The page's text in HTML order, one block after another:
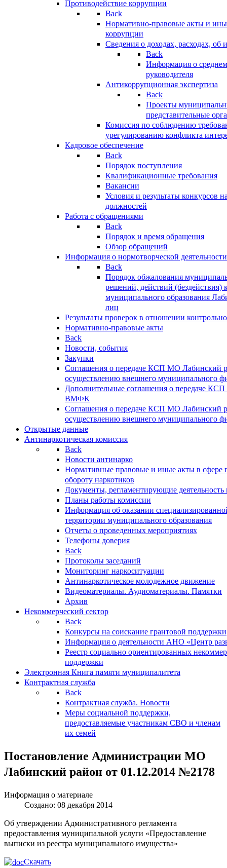
Противодействие коррупции
Back
Нормативно-правовые акты и
коррупции
Сведения о доходах, расходах, об
Back
Информация о
руководителя
Антикоррупционная экспертиза
Back
Проекты
представительные
Комиссия по соблюдению
урегулированию конфликта
Кадровое обеспечение
Back
Порядок поступления
Квалификационные требования
Вакансии
Условия и результаты конкурсов
должностей
Работа с обращениями
Back
Порядок и время обращения
Обзор обращений
Информация о нормотворческой деятельности
Back
Порядок обжалования
решений, действий (бездействия)
муниципального образования
лиц
Результаты проверок в отношении
Нормативно-правовые акты
Back
Новости, события
Закупки
Соглашения о передаче КСП МО Лабинский
осуществлению внешнего муниципального
Дополнительные соглашения о передаче
ВМФК
Соглашения о передаче КСП МО Лабинский
осуществлению внешнего муниципального
Открытые данные
Антинаркотическая комиссия
Back
Новости антинарко
Нормативные правовые и иные акты в сфере
обороту наркотиков
Документы, регламентирующие деятельность
Планы работы комиссии
Информация об оказании
территории муниципального образования
Отчеты о проведенных мероприятиях
Телефоны доверия
Back
Протоколы заседаний
Мониторинг наркоситуации
Антинаркотическое молодежное движение
Видеоматериалы. Аудиоматериалы. Памятки
Архив
Некоммерческий сектор
Back
Конкурсы на соискание грантовой поддержки
Информация о деятельности АНО «Центр
Реестр социально ориентированных
поддержки
Электронная Книга памяти муниципалитета
Контрактная служба
Back
Контрактная служба. Новости
Меры социальной поддержки,
предоставляемые участникам СВО и членам
их семей
Постановление Администрации МО
Лабинский район от 01.12.2014 №2178
Информация о материале
Создано: 08 декабря 2014
Об утверждении Административного регламента
предоставления муниципальной услуги «Предоставление
выписки из реестра муниципального имущества»
Скачать